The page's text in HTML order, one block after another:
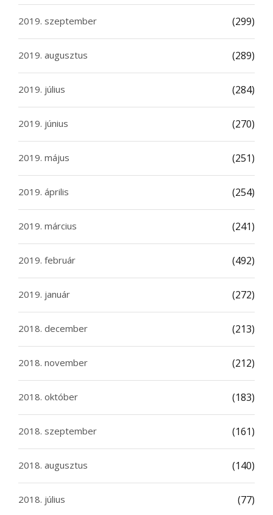
2019. szeptember (299)
2019. augusztus (289)
2019. július (284)
2019. június (270)
2019. május (251)
2019. április (254)
2019. március (241)
2019. február (492)
2019. január (272)
2018. december (213)
2018. november (212)
2018. október (183)
2018. szeptember (161)
2018. augusztus (140)
2018. július (77)